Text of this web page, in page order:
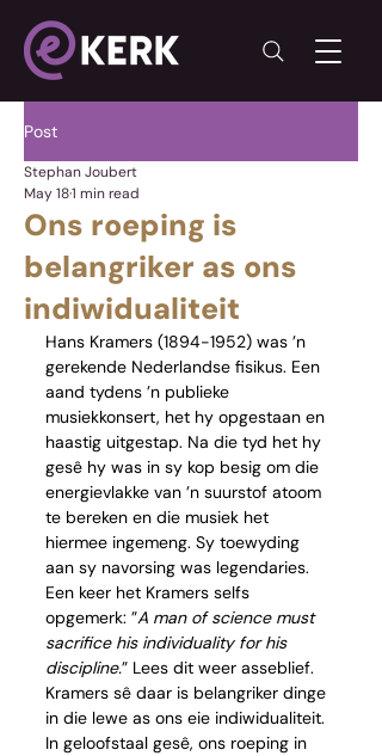
Post
Ons roeping is
belangriker as ons
indiwidualiteit
Stephan Joubert
May 181 min read
Hans Kramers (1894-1952) was ’n
gerekende Nederlandse fisikus. Een
aand tydens ’n publieke
musiekkonsert, het hy opgestaan en
haastig uitgestap. Na die tyd het hy
gesê hy was in sy kop besig om die
energievlakke van ’n suurstof atoom
te bereken en die musiek het
hiermee ingemeng. Sy toewyding
aan sy navorsing was legendaries.
Een keer het Kramers selfs
opgemerk: ”A man of science must
sacrifice his individuality for his
discipline.” Lees dit weer asseblief.
Kramers sê daar is belangriker dinge
in die lewe as ons eie indiwidualiteit.
In geloofstaal gesê, ons roeping in